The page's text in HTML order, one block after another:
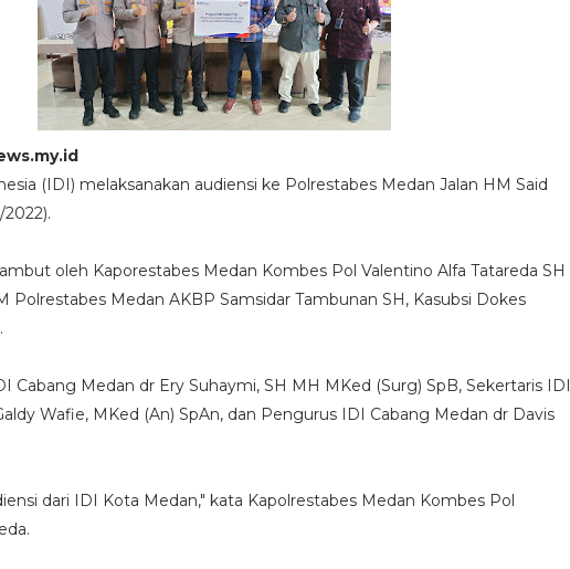
(IDI) melaksanakan audiensi ke Polrestabes Medan Jalan HM Said
oleh Kaporestabes Medan Kombes Pol Valentino Alfa Tatareda SH
Polrestabes Medan AKBP Samsidar Tambunan SH, Kasubsi Dokes
Cabang Medan dr Ery Suhaymi, SH MH MKed (Surg) SpB, Sekertaris IDI
Wafie, MKed (An) SpAn, dan Pengurus IDI Cabang Medan dr Davis
dari IDI Kota Medan," kata Kapolrestabes Medan Kombes Pol